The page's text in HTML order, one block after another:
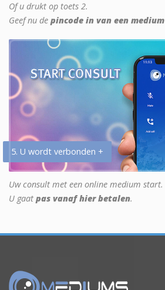
Of u drukt op toets 2.
Geef nu de pincode in van een medium
5. U wordt verbonden +
Uw consult met een online medium start.
U gaat pas vanaf hier betalen.